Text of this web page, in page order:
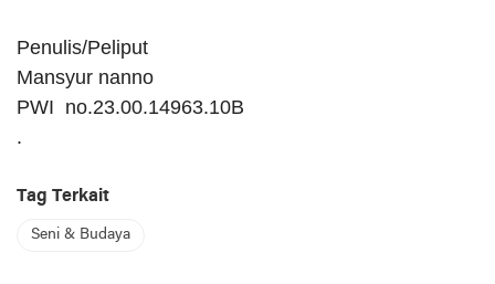
Penulis/Peliput
Mansyur nanno
PWI no.23.00.14963.10B
.
Tag Terkait
Seni & Budaya